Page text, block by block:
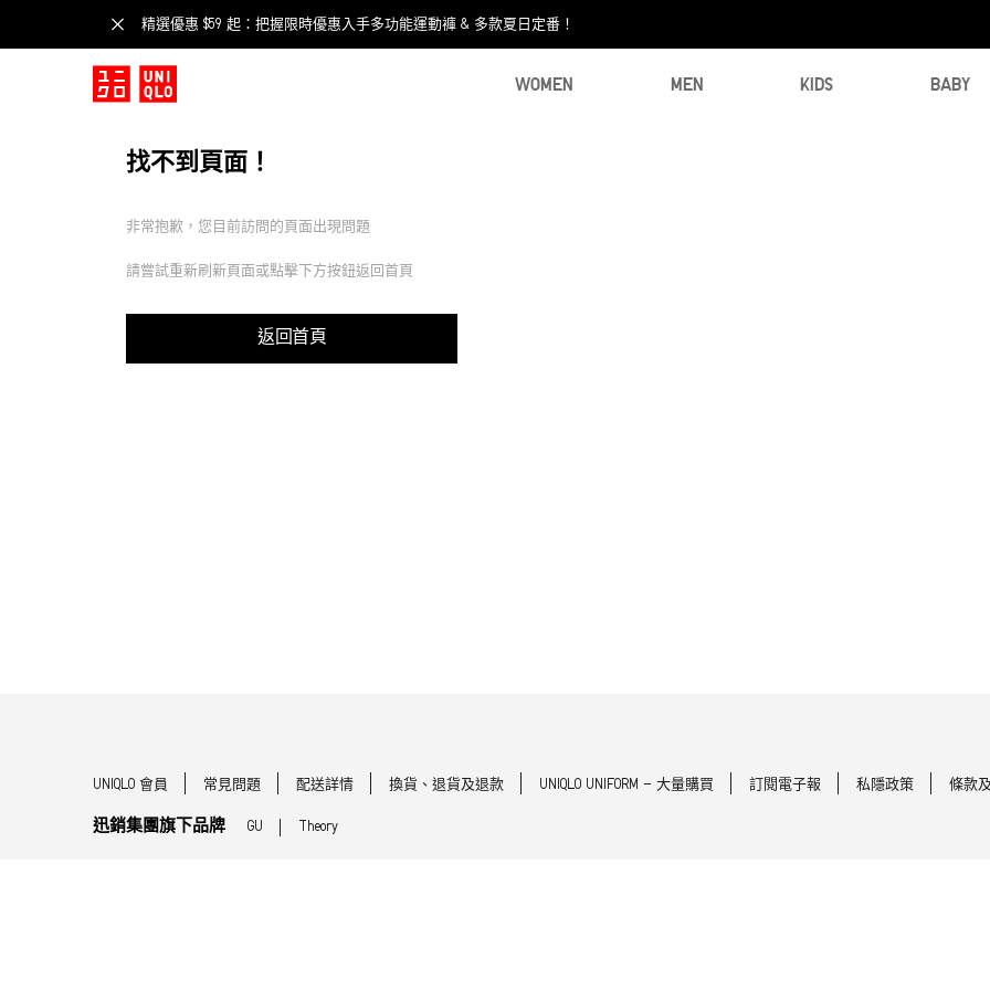
精選優惠 $59 起：把握限時優惠入手多功能運動褲 & 多款夏日定番！​
WOMEN MEN KIDS BABY
找不到頁面！
非常抱歉，您目前訪問的頁面出現問題
請嘗試重新刷新頁面或點擊下方按鈕返回首頁
返回首頁
UNIQLO 會員 常見問題 配送詳情 換貨、退貨及退款 UNIQLO UNIFORM - 大量購買 訂閱電子報 私隱政策 條款
迅銷集團旗下品牌 GU Theory